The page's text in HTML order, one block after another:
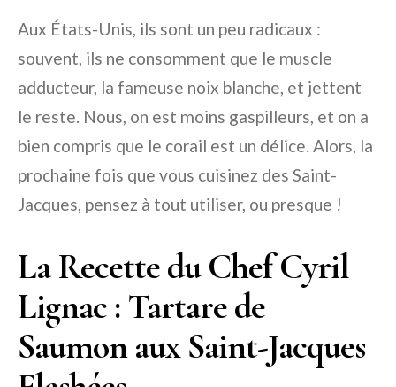
Aux États-Unis, ils sont un peu radicaux :
souvent, ils ne consomment que le muscle
adducteur, la fameuse noix blanche, et jettent
le reste. Nous, on est moins gaspilleurs, et on a
bien compris que le corail est un délice. Alors, la
prochaine fois que vous cuisinez des Saint-
Jacques, pensez à tout utiliser, ou presque !
La Recette du Chef Cyril
Lignac : Tartare de
Saumon aux Saint-Jacques